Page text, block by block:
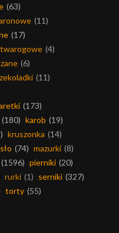
(63)
(11)
(17)
(4)
(6)
(11)
(173)
(180) karob (19)
kruszonka (14)
(74) mazurki (8)
(1596) pierniki (20)
rurki (1) serniki (327)
torty (55)